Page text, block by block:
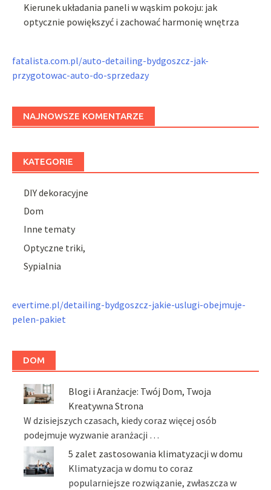
Kierunek układania paneli w wąskim pokoju: jak
optycznie powiększyć i zachować harmonię wnętrza
fatalista.com.pl/auto-detailing-bydgoszcz-jak-
przygotowac-auto-do-sprzedazy
NAJNOWSZE KOMENTARZE
KATEGORIE
DIY dekoracyjne
Dom
Inne tematy
Optyczne triki,
Sypialnia
evertime.pl/detailing-bydgoszcz-jakie-uslugi-obejmuje-
pelen-pakiet
DOM
Blogi i Aranżacje: Twój Dom, Twoja
Kreatywna Strona
W dzisiejszych czasach, kiedy coraz więcej osób
podejmuje wyzwanie aranżacji …
5 zalet zastosowania klimatyzacji w domu
Klimatyzacja w domu to coraz
popularniejsze rozwiązanie, zwłaszcza w